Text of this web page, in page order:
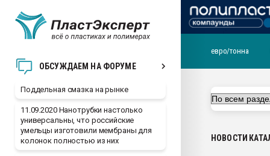
ОБСУЖДАЕМ НА ФОРУМЕ
Поддельная смазка на рынке
11.09.2020 Нанотрубки настолько
универсальны, что российские
умельцы изготовили мембраны для
колонок полностью из них
ближайшее
Подмосковье, Москва
первый план в
евро/тонна
НОВОСТИ